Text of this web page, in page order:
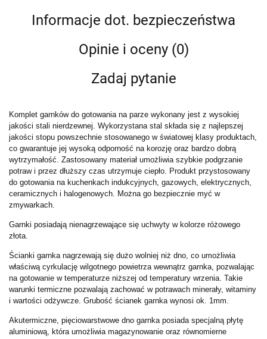
Informacje dot. bezpieczeństwa
Opinie i oceny (0)
Zadaj pytanie
Komplet garnków do gotowania na parze wykonany jest z wysokiej
jakości stali nierdzewnej. Wykorzystana stal składa się z najlepszej
jakości stopu powszechnie stosowanego w światowej klasy produktach,
co gwarantuje jej wysoką odporność na korozję oraz bardzo dobrą
wytrzymałość. Zastosowany materiał umożliwia szybkie podgrzanie
potraw i przez dłuższy czas utrzymuje ciepło. Produkt przystosowany
do gotowania na kuchenkach indukcyjnych, gazowych, elektrycznych,
ceramicznych i halogenowych. Można go bezpiecznie myć w
zmywarkach.
Garnki posiadają nienagrzewające się uchwyty w kolorze różowego
złota.
Ścianki garnka nagrzewają się dużo wolniej niż dno, co umożliwia
właściwą cyrkulację wilgotnego powietrza wewnątrz garnka, pozwalając
na gotowanie w temperaturze niższej od temperatury wrzenia. Takie
warunki termiczne pozwalają zachować w potrawach minerały, witaminy
i wartości odżywcze. Grubość ścianek garnka wynosi ok. 1mm.
Akutermiczne, pięciowarstwowe dno garnka posiada specjalną płytę
aluminiową, która umożliwia magazynowanie oraz równomierne